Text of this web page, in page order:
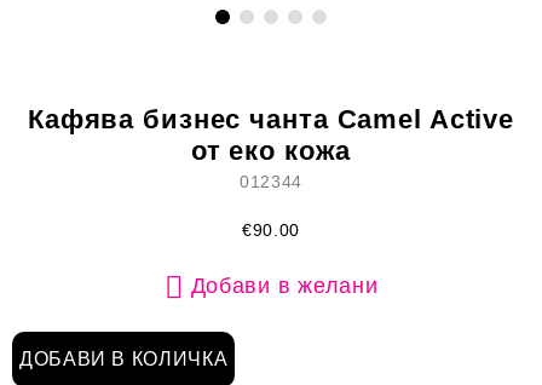
Кафява бизнес чанта Camel Active
от еко кожа
012344
€90.00
Добави в желани